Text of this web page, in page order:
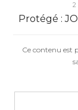
2
Protégé :
Ce contenu est